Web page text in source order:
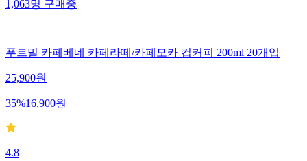
1,063명구매중
푸르밀 카페베네 카페라떼/카페모카 컵커피 200ml 20개입
25,900원
35%16,900원
4.8